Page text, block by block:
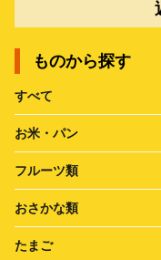
ものから探す
すべて
お米・パン
フルーツ類
おさかな類
たまご